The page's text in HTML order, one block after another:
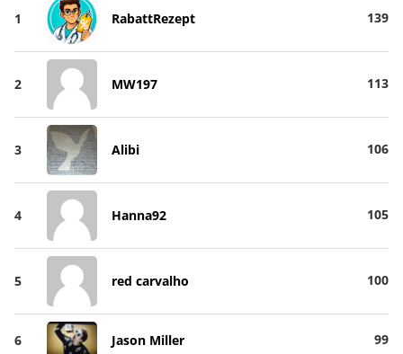
1 RabattRezept 139
2 MW197 113
3 Alibi 106
4 Hanna92 105
5 red carvalho 100
6 Jason Miller 99